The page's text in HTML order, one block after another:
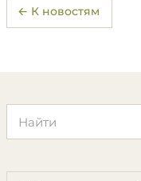
← К новостям